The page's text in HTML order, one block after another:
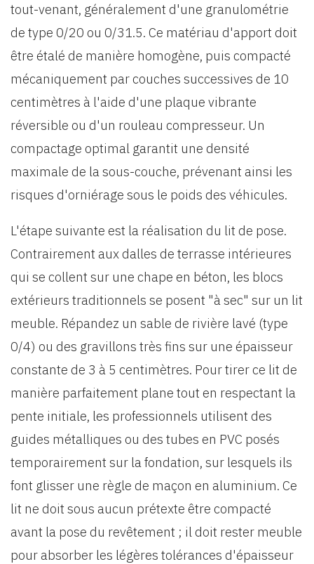
tout-venant, généralement d'une granulométrie
de type 0/20 ou 0/31.5. Ce matériau d'apport doit
être étalé de manière homogène, puis compacté
mécaniquement par couches successives de 10
centimètres à l'aide d'une plaque vibrante
réversible ou d'un rouleau compresseur. Un
compactage optimal garantit une densité
maximale de la sous-couche, prévenant ainsi les
risques d'orniérage sous le poids des véhicules.
L'étape suivante est la réalisation du lit de pose.
Contrairement aux dalles de terrasse intérieures
qui se collent sur une chape en béton, les blocs
extérieurs traditionnels se posent "à sec" sur un lit
meuble. Répandez un sable de rivière lavé (type
0/4) ou des gravillons très fins sur une épaisseur
constante de 3 à 5 centimètres. Pour tirer ce lit de
manière parfaitement plane tout en respectant la
pente initiale, les professionnels utilisent des
guides métalliques ou des tubes en PVC posés
temporairement sur la fondation, sur lesquels ils
font glisser une règle de maçon en aluminium. Ce
lit ne doit sous aucun prétexte être compacté
avant la pose du revêtement ; il doit rester meuble
pour absorber les légères tolérances d'épaisseur